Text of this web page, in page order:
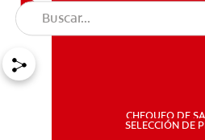
CHEQUEO DE
SELECCIÓN DE
Dentales?